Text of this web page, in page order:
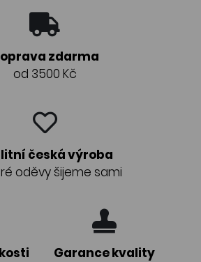
zdarma
od 3500 Kč
česká výroba
oděvy šijeme sami
Garance kvality